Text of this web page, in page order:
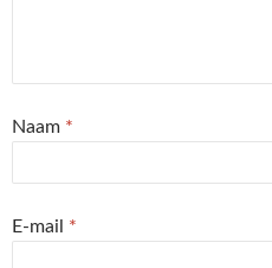
Naam *
E-mail *